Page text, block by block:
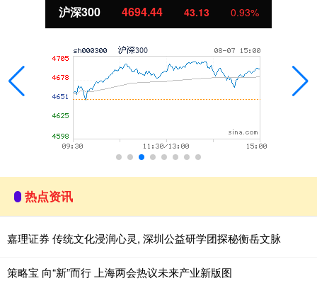
沪深300 4694.44 43.13 0.93%
热点资讯
嘉理证券 传统文化浸润心灵, 深圳公益研学团探秘衡岳文脉
策略宝 向“新”而行 上海两会热议未来产业新版图